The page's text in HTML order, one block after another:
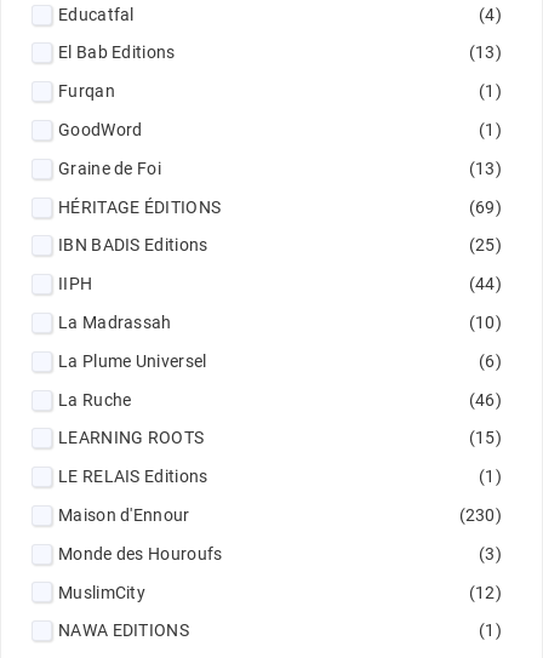
Educatfal
(4)
El Bab Editions
(13)
Furqan
(1)
GoodWord
(1)
Graine de Foi
(13)
HÉRITAGE ÉDITIONS
(69)
IBN BADIS Editions
(25)
IIPH
(44)
La Madrassah
(10)
La Plume Universel
(6)
La Ruche
(46)
LEARNING ROOTS
(15)
LE RELAIS Editions
(1)
Maison d'Ennour
(230)
Monde des Houroufs
(3)
MuslimCity
(12)
NAWA EDITIONS
(1)